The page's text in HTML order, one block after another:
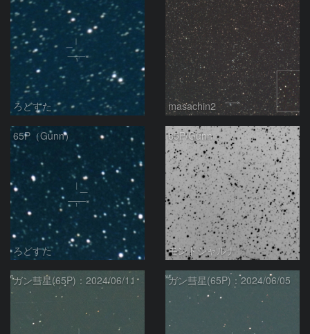
ろどすた masachin2
65P（Gunn）
ろどすた
65P/Gunn
モンドシャルナ
ガン彗星(65P)：2024/06/11 ガン彗星(65P)：2024/06/05